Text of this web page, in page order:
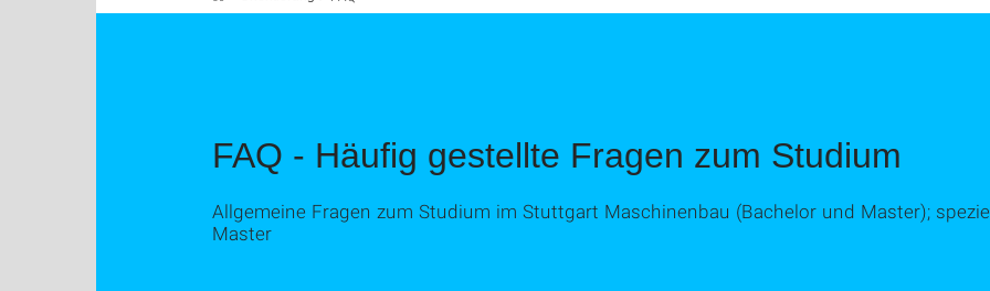
FAQ - Häufig gestellte Fragen zum Studium
Allgemeine Fragen zum Studium im Stuttgart Maschinenbau (Bachelor und Master);
Master